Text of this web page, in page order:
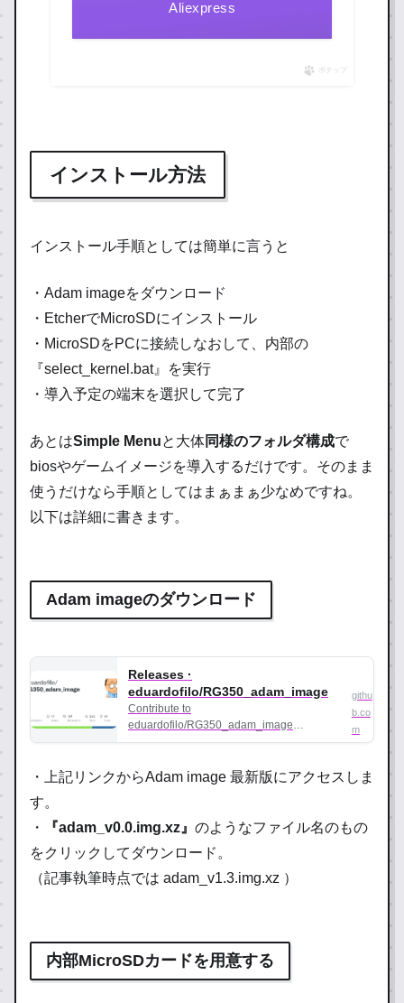
Aliexpress
ポチップ
インストール方法
インストール手順としては簡単に言うと
・Adam imageをダウンロード
・EtcherでMicroSDにインストール
・MicroSDをPCに接続しなおして、内部の
『select_kernel.bat』を実行
・導入予定の端末を選択して完了
あとはSimple Menuと大体同様のフォルダ構成で
biosやゲームイメージを導入するだけです。そのまま
使うだけなら手順としてはまぁまぁ少なめですね。
以下は詳細に書きます。
Adam imageのダウンロード
Releases ·
eduardofilo/RG350_adam_image
Contribute to
eduardofilo/RG350_adam_image
development by creating an account on
githu
b.co
m
・上記リンクからAdam image 最新版にアクセスしま
す。
・
『adam_v0.0.img.xz』 のようなファイル名のもの
をクリックしてダウンロード。
（記事執筆時点では adam_v1.3.img.xz ）
内部MicroSDカードを用意する